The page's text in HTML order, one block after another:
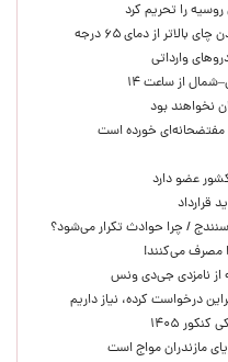
از دمای ۶۵ درجه
وارداتی
از ساعت ۱۴
نخواهند بود
خورده است
عضو دارد
قرارداد
درخواست کرده، نیاز داریم
۱۴۰۵
مازندران مواج است